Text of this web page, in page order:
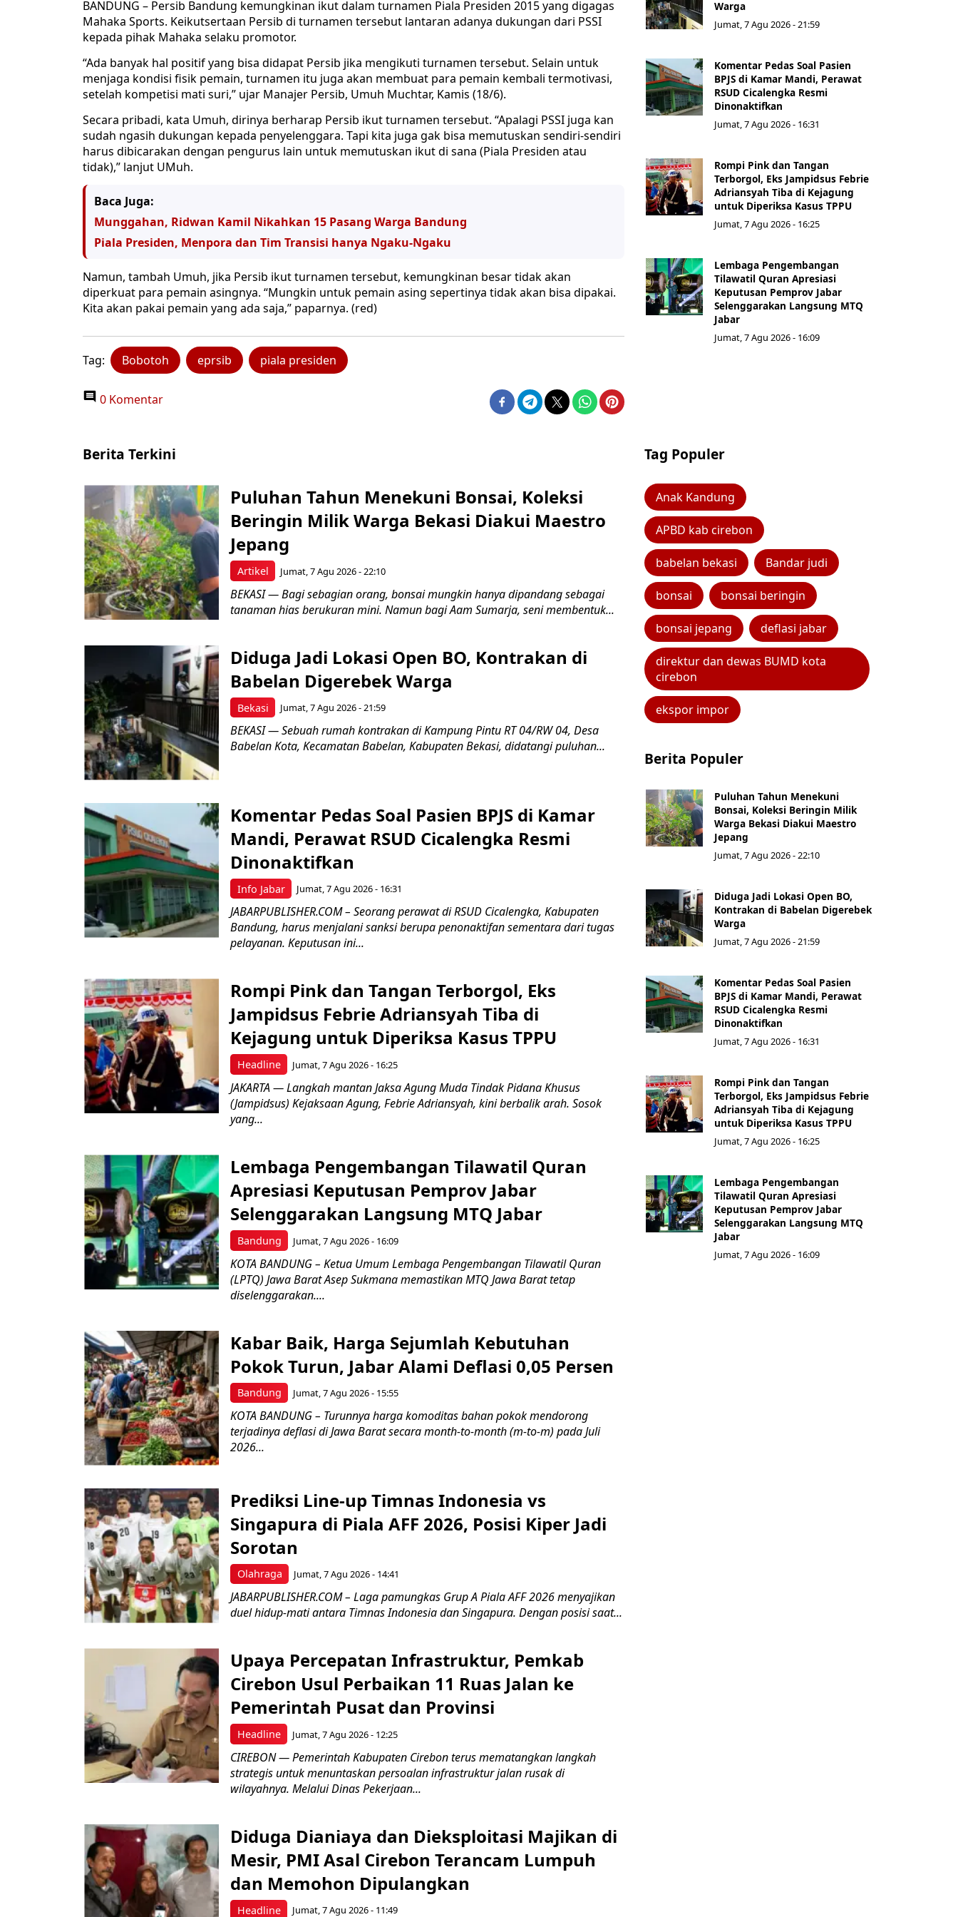
BANDUNG – Persib Bandung kemungkinan ikut dalam turnamen Piala Presiden 2015 yang digagas
Mahaka Sports. Keikutsertaan Persib di turnamen tersebut lantaran adanya dukungan dari PSSI
kepada pihak Mahaka selaku promotor.
“Ada banyak hal positif yang bisa didapat Persib jika mengikuti turnamen tersebut. Selain untuk
menjaga kondisi fisik pemain, turnamen itu juga akan membuat para pemain kembali termotivasi,
setelah kompetisi mati suri,” ujar Manajer Persib, Umuh Muchtar, Kamis (18/6).
Secara pribadi, kata Umuh, dirinya berharap Persib ikut turnamen tersebut. “Apalagi PSSI juga kan
sudah ngasih dukungan kepada penyelenggara. Tapi kita juga gak bisa memutuskan sendiri-sendiri
harus dibicarakan dengan pengurus lain untuk memutuskan ikut di sana (Piala Presiden atau
tidak),” lanjut UMuh.
Baca Juga:
Munggahan, Ridwan Kamil Nikahkan 15 Pasang Warga Bandung
Piala Presiden, Menpora dan Tim Transisi hanya Ngaku-Ngaku
Namun, tambah Umuh, jika Persib ikut turnamen tersebut, kemungkinan besar tidak akan
diperkuat para pemain asingnya. “Mungkin untuk pemain asing sepertinya tidak akan bisa dipakai.
Kita akan pakai pemain yang ada saja,” paparnya. (red)
Tag: Bobotoh eprsib piala presiden
0 Komentar
Warga
Jumat, 7 Agu 2026 - 21:59
Komentar Pedas Soal Pasien
BPJS di Kamar Mandi, Perawat
RSUD Cicalengka Resmi
Dinonaktifkan
Jumat, 7 Agu 2026 - 16:31
Rompi Pink dan Tangan
Terborgol, Eks Jampidsus Febrie
Adriansyah Tiba di Kejagung
untuk Diperiksa Kasus TPPU
Jumat, 7 Agu 2026 - 16:25
Lembaga Pengembangan
Tilawatil Quran Apresiasi
Keputusan Pemprov Jabar
Selenggarakan Langsung MTQ
Jabar
Jumat, 7 Agu 2026 - 16:09
Berita Terkini
Artikel
Puluhan Tahun Menekuni Bonsai, Koleksi
Beringin Milik Warga Bekasi Diakui Maestro
Jepang
Jumat, 7 Agu 2026 - 22:10
BEKASI — Bagi sebagian orang, bonsai mungkin hanya dipandang sebagai
tanaman hias berukuran mini. Namun bagi Aam Sumarja, seni membentuk...
Bekasi
Diduga Jadi Lokasi Open BO, Kontrakan di
Babelan Digerebek Warga
Jumat, 7 Agu 2026 - 21:59
BEKASI — Sebuah rumah kontrakan di Kampung Pintu RT 04/RW 04, Desa
Babelan Kota, Kecamatan Babelan, Kabupaten Bekasi, didatangi puluhan...
Info Jabar
Komentar Pedas Soal Pasien BPJS di Kamar
Mandi, Perawat RSUD Cicalengka Resmi
Dinonaktifkan
Jumat, 7 Agu 2026 - 16:31
JABARPUBLISHER.COM – Seorang perawat di RSUD Cicalengka, Kabupaten
Bandung, harus menjalani sanksi berupa penonaktifan sementara dari tugas
pelayanan. Keputusan ini...
Headline
Rompi Pink dan Tangan Terborgol, Eks
Jampidsus Febrie Adriansyah Tiba di
Kejagung untuk Diperiksa Kasus TPPU
Jumat, 7 Agu 2026 - 16:25
JAKARTA — Langkah mantan Jaksa Agung Muda Tindak Pidana Khusus
(Jampidsus) Kejaksaan Agung, Febrie Adriansyah, kini berbalik arah. Sosok
yang...
Bandung
Lembaga Pengembangan Tilawatil Quran
Apresiasi Keputusan Pemprov Jabar
Selenggarakan Langsung MTQ Jabar
Jumat, 7 Agu 2026 - 16:09
KOTA BANDUNG – Ketua Umum Lembaga Pengembangan Tilawatil Quran
(LPTQ) Jawa Barat Asep Sukmana memastikan MTQ Jawa Barat tetap
diselenggarakan....
Bandung
Kabar Baik, Harga Sejumlah Kebutuhan
Pokok Turun, Jabar Alami Deflasi 0,05 Persen
Jumat, 7 Agu 2026 - 15:55
KOTA BANDUNG – Turunnya harga komoditas bahan pokok mendorong
terjadinya deflasi di Jawa Barat secara month-to-month (m-to-m) pada Juli
2026...
Olahraga
Prediksi Line-up Timnas Indonesia vs
Singapura di Piala AFF 2026, Posisi Kiper Jadi
Sorotan
Jumat, 7 Agu 2026 - 14:41
JABARPUBLISHER.COM – Laga pamungkas Grup A Piala AFF 2026 menyajikan
duel hidup-mati antara Timnas Indonesia dan Singapura. Dengan posisi saat...
Headline
Upaya Percepatan Infrastruktur, Pemkab
Cirebon Usul Perbaikan 11 Ruas Jalan ke
Pemerintah Pusat dan Provinsi
Jumat, 7 Agu 2026 - 12:25
CIREBON — Pemerintah Kabupaten Cirebon terus mematangkan langkah
strategis untuk menuntaskan persoalan infrastruktur jalan rusak di
wilayahnya. Melalui Dinas Pekerjaan...
Headline
Diduga Dianiaya dan Dieksploitasi Majikan di
Mesir, PMI Asal Cirebon Terancam Lumpuh
dan Memohon Dipulangkan
Jumat, 7 Agu 2026 - 11:49
Tag Populer
Anak Kandung
APBD kab cirebon
babelan bekasi Bandar judi
bonsai bonsai beringin
bonsai jepang deflasi jabar
direktur dan dewas BUMD kota
cirebon
ekspor impor
Berita Populer
Puluhan Tahun Menekuni
Bonsai, Koleksi Beringin Milik
Warga Bekasi Diakui Maestro
Jepang
Jumat, 7 Agu 2026 - 22:10
Diduga Jadi Lokasi Open BO,
Kontrakan di Babelan Digerebek
Warga
Jumat, 7 Agu 2026 - 21:59
Komentar Pedas Soal Pasien
BPJS di Kamar Mandi, Perawat
RSUD Cicalengka Resmi
Dinonaktifkan
Jumat, 7 Agu 2026 - 16:31
Rompi Pink dan Tangan
Terborgol, Eks Jampidsus Febrie
Adriansyah Tiba di Kejagung
untuk Diperiksa Kasus TPPU
Jumat, 7 Agu 2026 - 16:25
Lembaga Pengembangan
Tilawatil Quran Apresiasi
Keputusan Pemprov Jabar
Selenggarakan Langsung MTQ
Jabar
Jumat, 7 Agu 2026 - 16:09